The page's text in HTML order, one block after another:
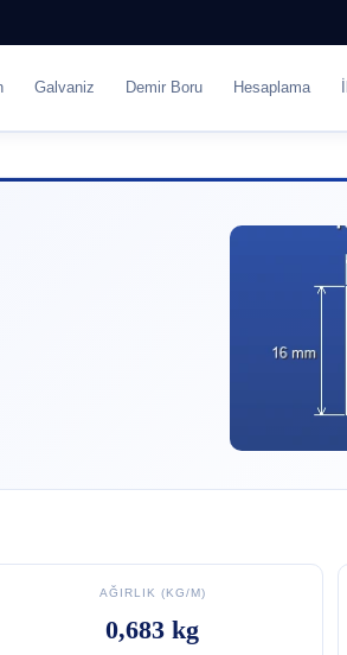
Galvaniz Demir Boru Hesaplama
AĞIRLIK (KG/M)
0,683 kg